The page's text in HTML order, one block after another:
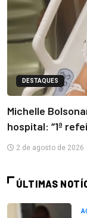
DESTAQUES
Michelle
hospital: “1ª
2 de agosto de 2026
ÚLTIMAS